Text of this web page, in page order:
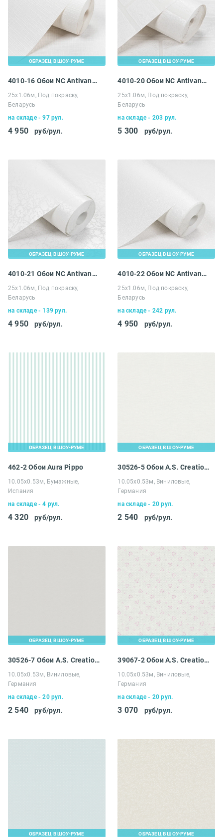
ОБРАЗЕЦ В ШОУ-РУМЕ
4010-16 Обои NC Antivandal
25х1.06м, Под покраску,
Беларусь
на складе - 97 рул.
4 950 руб/рул.
ОБРАЗЕЦ В ШОУ-РУМЕ
4010-20 Обои NC Antivandal
25х1.06м, Под покраску,
Беларусь
на складе - 203 рул.
5 300 руб/рул.
ОБРАЗЕЦ В ШОУ-РУМЕ
4010-21 Обои NC Antivandal
25х1.06м, Под покраску,
Беларусь
на складе - 139 рул.
4 950 руб/рул.
ОБРАЗЕЦ В ШОУ-РУМЕ
4010-22 Обои NC Antivandal
25х1.06м, Под покраску,
Беларусь
на складе - 242 рул.
4 950 руб/рул.
ОБРАЗЕЦ В ШОУ-РУМЕ
462-2 Обои Aura Pippo
10.05х0.53м, Бумажные,
Испания
на складе - 4 рул.
4 320 руб/рул.
ОБРАЗЕЦ В ШОУ-РУМЕ
30526-5 Обои A.S. Creation Maison Charme
10.05х0.53м, Виниловые,
Германия
на складе - 20 рул.
2 540 руб/рул.
ОБРАЗЕЦ В ШОУ-РУМЕ
30526-7 Обои A.S. Creation Maison Charme
10.05х0.53м, Виниловые,
Германия
на складе - 20 рул.
2 540 руб/рул.
ОБРАЗЕЦ В ШОУ-РУМЕ
39067-2 Обои A.S. Creation Maison Charme
10.05х0.53м, Виниловые,
Германия
на складе - 20 рул.
3 070 руб/рул.
ОБРАЗЕЦ В ШОУ-РУМЕ ОБРАЗЕЦ В ШОУ-РУМЕ